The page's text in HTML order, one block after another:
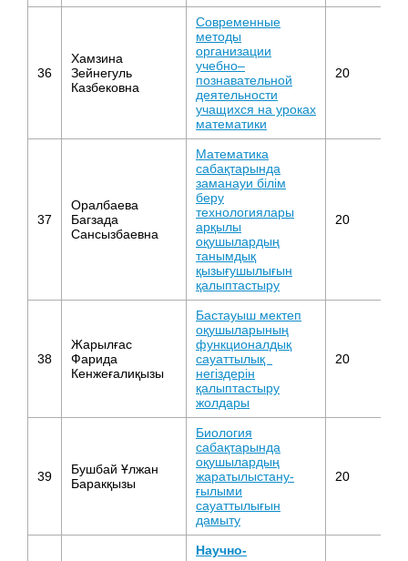
36
Хамзина
Зейнегуль
Казбековна
Современные
методы
организации
учебно–
познавательной
деятельности
учащихся на уроках
математики
20
37
Оралбаева
Багзада
Сансызбаевна
Математика
сабақтарында
заманауи білім
беру
технологиялары
арқылы
оқушылардың
танымдық
қызығушылығын
қалыптастыру
20
38
Жарылғас
Фарида
Кенжеғалиқызы
Бастауыш мектеп
оқушыларының
функционалдық
сауаттылық
негіздерін
қалыптастыру
жолдары
20
39
Бушбай Ұлжан
Баракқызы
Биология
сабақтарында
оқушылардың
жаратылыстану-
ғылыми
сауаттылығын
дамыту
20
Научно-